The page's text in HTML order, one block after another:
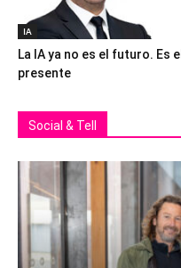
IA
La IA ya no es el futuro. Es el
presente
Social & Tell